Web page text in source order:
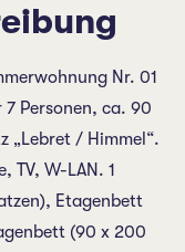
Nr. 01
Personen, ca. 90
„Lebret / Himmel“.
TV, W-LAN. 1
Etagenbett
(90 x 200